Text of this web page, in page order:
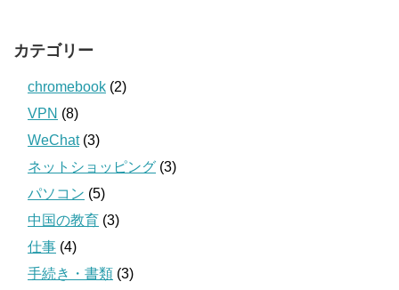
カテゴリー
chromebook (2)
VPN (8)
WeChat(3)
ネットショッピング (3)
パソコン (5)
中国の教育 (3)
仕事 (4)
手続き・書類 (3)